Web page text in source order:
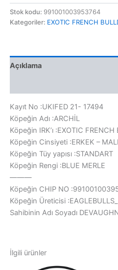
Stok kodu: 991001003953764
Kategoriler: EXOTIC FRENCH
Açıklama
Kayıt No :UKIFED 21- 17494
Köpeğin Adı :ARCHİL
Köpeğin IRK’ı :EXOTIC FRENCH
Köpeğin Cinsiyeti :ERKEK –
Köpeğin Tüy yapısı :STANDART
Köpeğin Rengi :BLUE MERLE
———
Köpeğin CHIP NO
Köpeğin Üreticisi
Sahibinin Adı Soyadı
İlgili ürünler